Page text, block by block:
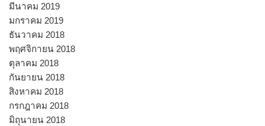
มีนาคม 2019
มกราคม 2019
ธันวาคม 2018
พฤศจิกายน 2018
ตุลาคม 2018
กันยายน 2018
สิงหาคม 2018
กรกฎาคม 2018
มิถุนายน 2018